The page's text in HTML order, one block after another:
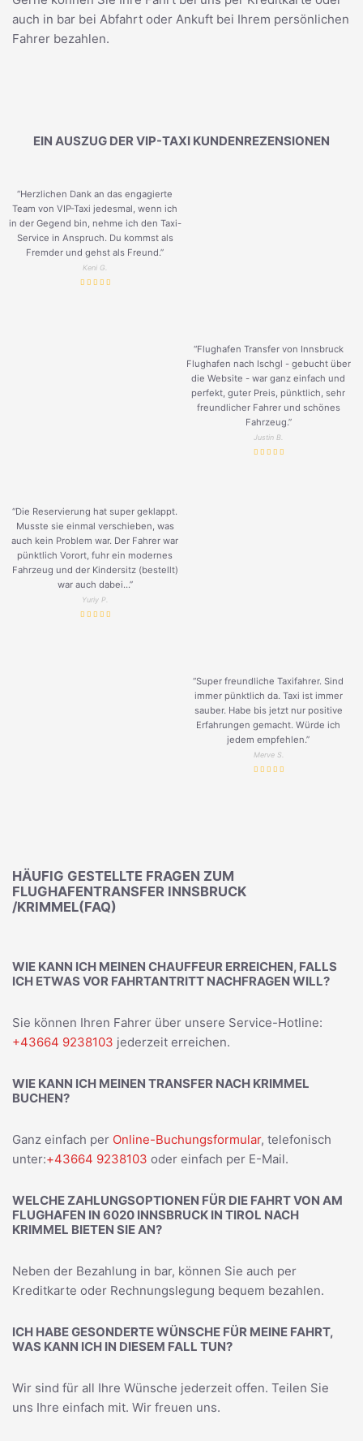
auch in bar bei Abfahrt oder Ankuft bei Ihrem persönlichen
Fahrer bezahlen.
EIN AUSZUG DER VIP-TAXI KUNDENREZENSIONEN
“Herzlichen Dank an das engagierte
Team von VIP-Taxi jedesmal, wenn ich
in der Gegend bin, nehme ich den Taxi-
Service in Anspruch. Du kommst als
Fremder und gehst als Freund.”
Keni G.
“Flughafen Transfer von Innsbruck
Flughafen nach Ischgl - gebucht über
die Website - war ganz einfach und
perfekt, guter Preis, pünktlich, sehr
freundlicher Fahrer und schönes
Fahrzeug.”
Justin B.
“Die Reservierung hat super geklappt.
Musste sie einmal verschieben, was
auch kein Problem war. Der Fahrer war
pünktlich Vorort, fuhr ein modernes
Fahrzeug und der Kindersitz (bestellt)
war auch dabei...”
Yuriy P.
“Super freundliche Taxifahrer. Sind
immer pünktlich da. Taxi ist immer
sauber. Habe bis jetzt nur positive
Erfahrungen gemacht. Würde ich
jedem empfehlen.”
Merve S.
HÄUFIG GESTELLTE FRAGEN ZUM
FLUGHAFENTRANSFER INNSBRUCK
/KRIMMEL(FAQ)
WIE KANN ICH MEINEN CHAUFFEUR ERREICHEN, FALLS
ICH ETWAS VOR FAHRTANTRITT NACHFRAGEN WILL?
Sie können Ihren Fahrer über unsere Service-Hotline:
+43664 9238103 jederzeit erreichen.
WIE KANN ICH MEINEN TRANSFER NACH KRIMMEL
BUCHEN?
Ganz einfach per Online-Buchungsformular, telefonisch
unter:+43664 9238103 oder einfach per E-Mail.
WELCHE ZAHLUNGSOPTIONEN FÜR DIE FAHRT VON AM
FLUGHAFEN IN 6020 INNSBRUCK IN TIROL NACH
KRIMMEL BIETEN SIE AN?
Neben der Bezahlung in bar, können Sie auch per
Kreditkarte oder Rechnungslegung bequem bezahlen.
ICH HABE GESONDERTE WÜNSCHE FÜR MEINE FAHRT,
WAS KANN ICH IN DIESEM FALL TUN?
Wir sind für all Ihre Wünsche jederzeit offen. Teilen Sie
uns Ihre einfach mit. Wir freuen uns.